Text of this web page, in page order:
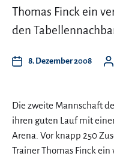
Thomas Finck ein
den
8. Dezember 2008
Die zweite Mannschaft
ihren guten Lauf mit
Arena. Vor knapp 250
Trainer Thomas Finck ein